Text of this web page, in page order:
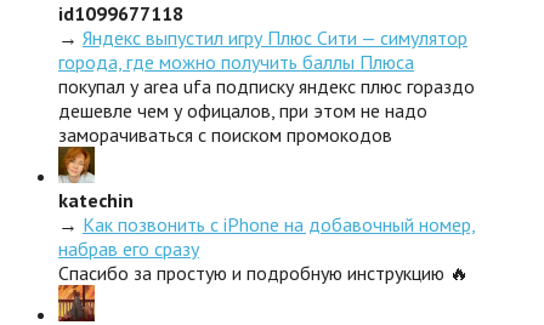
id1099677118
→ Яндекс выпустил игру Плюс Сити — симулятор
города, где можно получить баллы Плюса
покупал у area ufa подписку яндекс плюс гораздо
дешевле чем у офицалов, при этом не надо
заморачиваться с поиском промокодов
katechin
→ Как позвонить с iPhone на добавочный номер,
набрав его сразу
Спасибо за простую и подробную инструкцию 🔥